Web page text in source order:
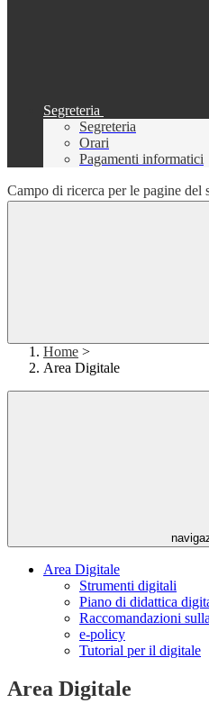
Segreteria
Segreteria
Orari
Pagamenti informatici
Campo di ricerca per le pagine del
Home >
Area Digitale
Area Digitale
Strumenti digitali
Piano di didattica
Raccomandazioni
e-policy
Tutorial per il digitale
Area Digitale